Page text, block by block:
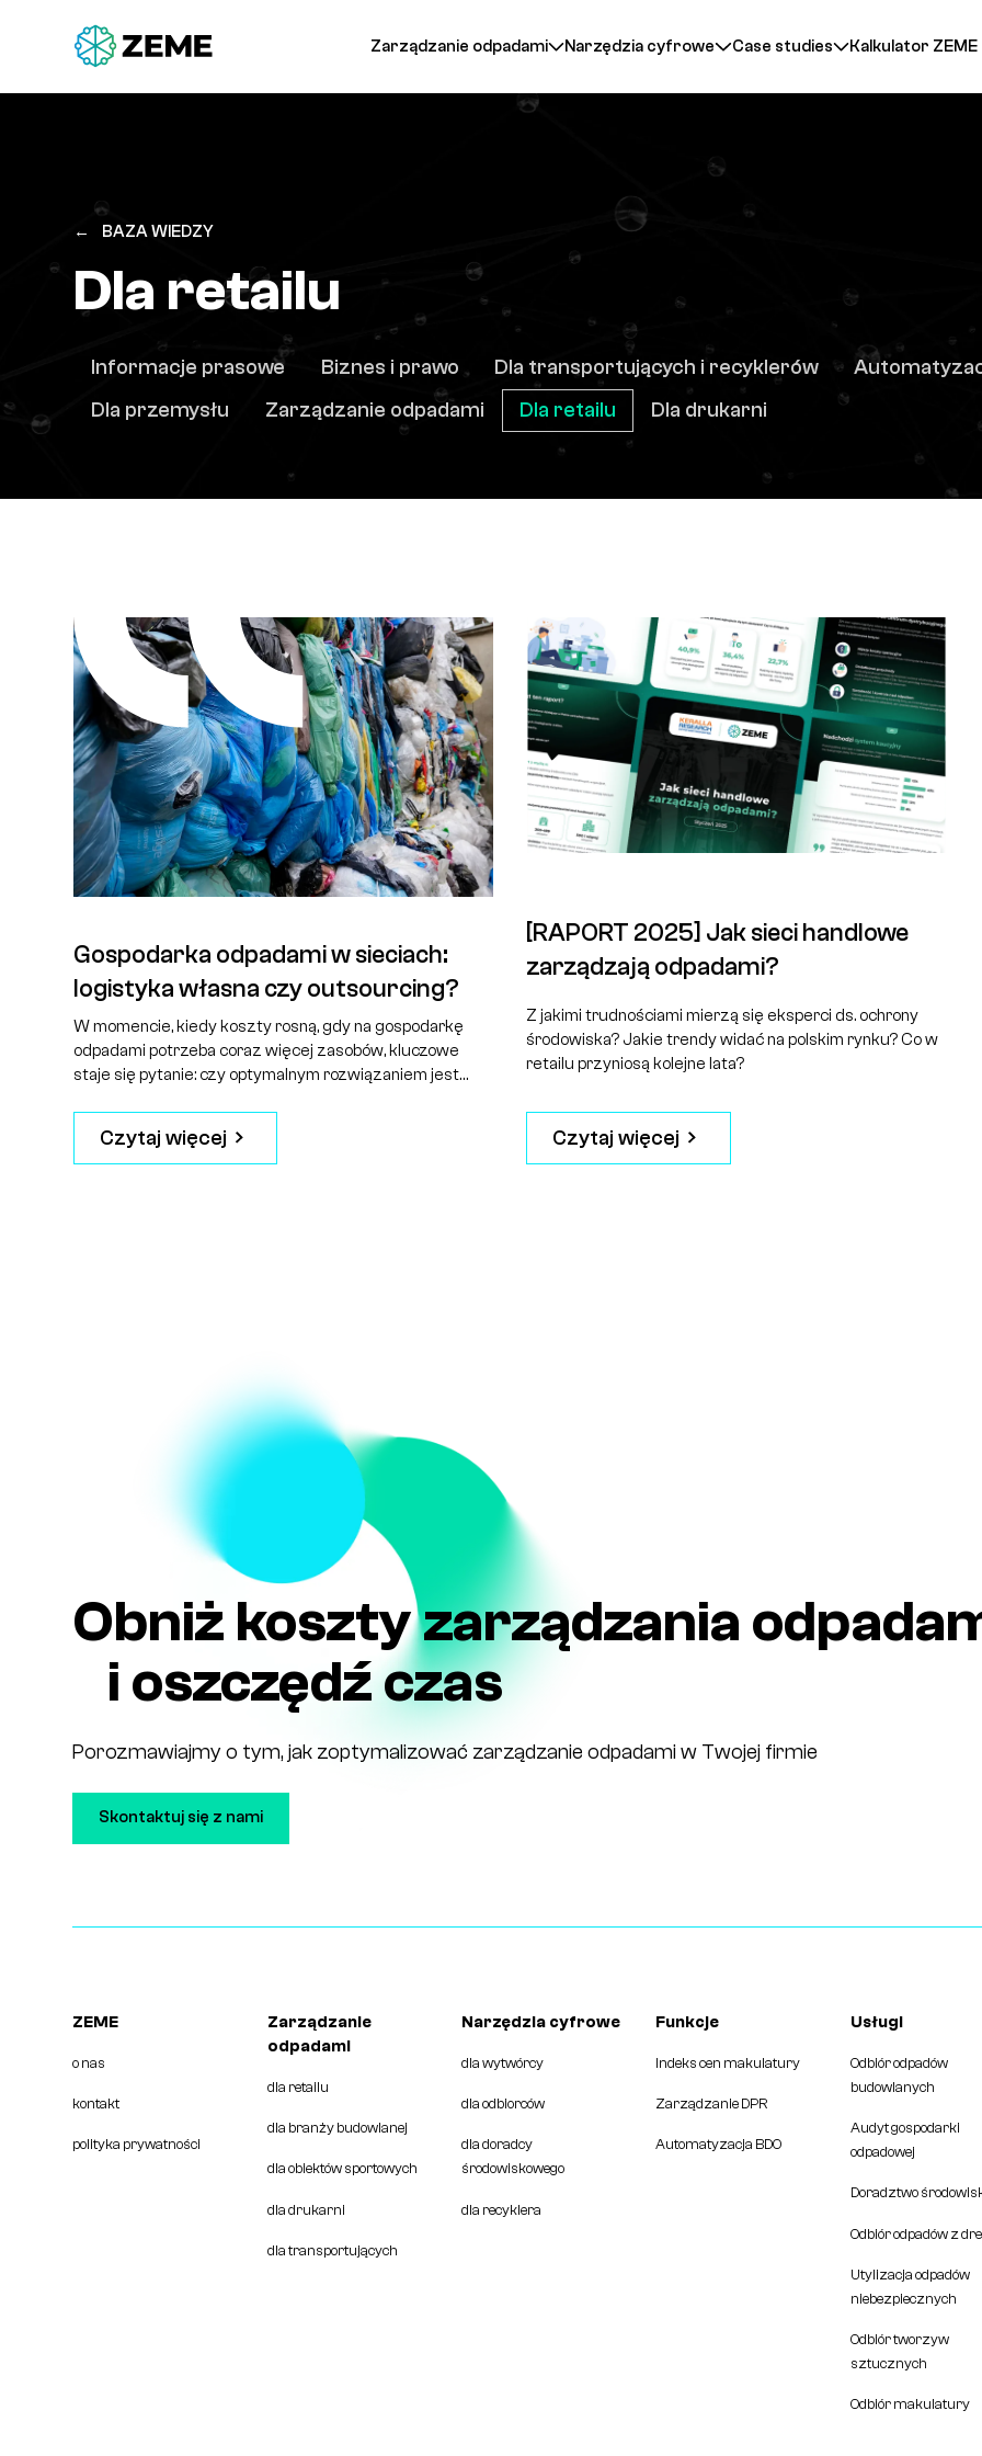
Zarządzanie odpadami Narzędzia cyfrowe Case studies Kalkulator
← BAZA WIEDZY
Dla retailu
Informacje prasowe Biznes i prawo Dla transportujących i recyklerów
Dla przemysłu
Zarządzanie odpadami Dla retailu Dla drukarni
retailu
Gospodarka odpadami w sieciach:
logistyka własna czy outsourcing?
W momencie, kiedy koszty rosną, gdy na gospodarkę
odpadami potrzeba coraz więcej zasobów, kluczowe
staje się pytanie: czy optymalnym rozwiązaniem jest
Czytaj więcej
[RAPORT 2025] Jak sieci handlowe
zarządzają odpadami?
Z jakimi trudnościami mierzą się eksperci ds. ochrony
środowiska? Jakie trendy widać na polskim rynku? Co w
retailu przyniosą kolejne lata?
Czytaj więcej
Obniż koszty zarządzania
i oszczędź czas
Porozmawiajmy o tym, jak zoptymalizować zarządzanie odpadami w Twojej firmie
Skontaktuj się z nami
ZEME
o nas
kontakt
polityka prywatności
Zarządzanie
odpadami
dla retailu
dla branży budowlanej
dla obiektów sportowych
dla drukarni
dla transportujących
Narzędzia cyfrowe
dla wytwórcy
dla odbiorców
dla doradcy
środowiskowego
dla recyklera
Funkcje
Indeks cen makulatury
Zarządzanie DPR
Automatyzacja BDO
Usługi
Odbiór odpadów
budowlanych
Audyt gospodarki
odpadowej
Doradztwo
Odbiór odpadów z
Utylizacja odpadów
niebezpiecznych
Odbiór tworzyw
sztucznych
Odbiór makulatury